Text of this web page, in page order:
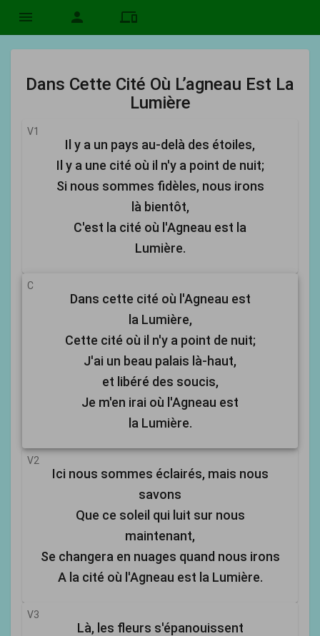
menu person devices
Dans Cette Cité Où L’agneau Est La
Lumière
V1
Il y a un pays au-delà des étoiles,
Il y a une cité où il n'y a point de nuit;
Si nous sommes fidèles, nous irons
là bientôt,
C'est la cité où l'Agneau est la
Lumière.
C
Dans cette cité où l'Agneau est
la Lumière,
Cette cité où il n'y a point de nuit;
J'ai un beau palais là-haut,
et libéré des soucis,
Je m'en irai où l'Agneau est
la Lumière.
V2
Ici nous sommes éclairés, mais nous
savons
Que ce soleil qui luit sur nous
maintenant,
Se changera en nuages quand nous irons
A la cité où l'Agneau est la Lumière.
V3
Là, les fleurs s'épanouissent